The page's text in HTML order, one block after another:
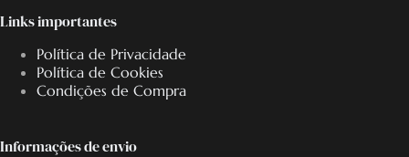
Links importantes
Política de Privacidade
Política de Cookies
Condições de Compra
Informações de envio